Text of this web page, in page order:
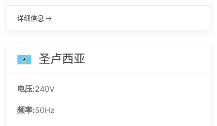
详细信息
圣卢西亚
电压:240V
频率:50Hz